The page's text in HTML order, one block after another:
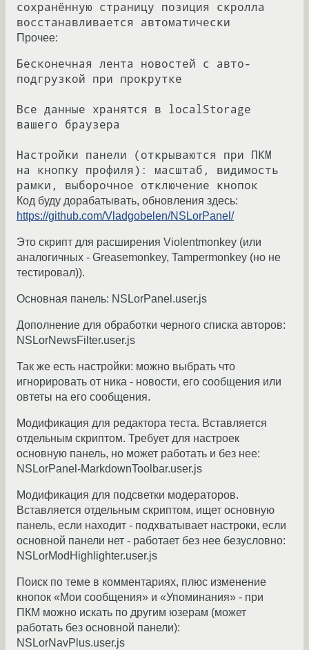
сохранённую страницу позиция скролла
Прочее:
Бесконечная лента новостей с авто-
подгрузкой при прокрутке
Все данные хранятся в localStorage
вашего браузера
Настройки панели (открываются при ПКМ
на кнопку профиля): масштаб, видимость
Код буду дорабатывать, обновления здесь:
https://github.com/Vladgobelen/NSLorPanel/
Это скрипт для расширения Violentmonkey (или
аналогичных - Greasemonkey, Tampermonkey (но не
тестировал)).
Основная панель: NSLorPanel.user.js
Дополнение для обработки черного списка авторов:
NSLorNewsFilter.user.js
Так же есть настройки: можно выбрать что
игнорировать от ника - новости, его сообщения или
овтеты на его сообщения.
Модификация для редактора теста. Вставляется
отдельным скриптом. Требует для настроек
основную панель, но может работать и без нее:
NSLorPanel-MarkdownToolbar.user.js
Модификация для подсветки модераторов.
Вставляется отдельным скриптом, ищет основную
панель, если находит - подхватывает настроки, если
основной панели нет - работает без нее безусловно:
NSLorModHighlighter.user.js
Поиск по теме в комментариях, плюс изменение
кнопок «Мои сообщения» и «Упоминания» - при
ПКМ можно искать по другим юзерам (может
работать без основной панели):
NSLorNavPlus.user.js